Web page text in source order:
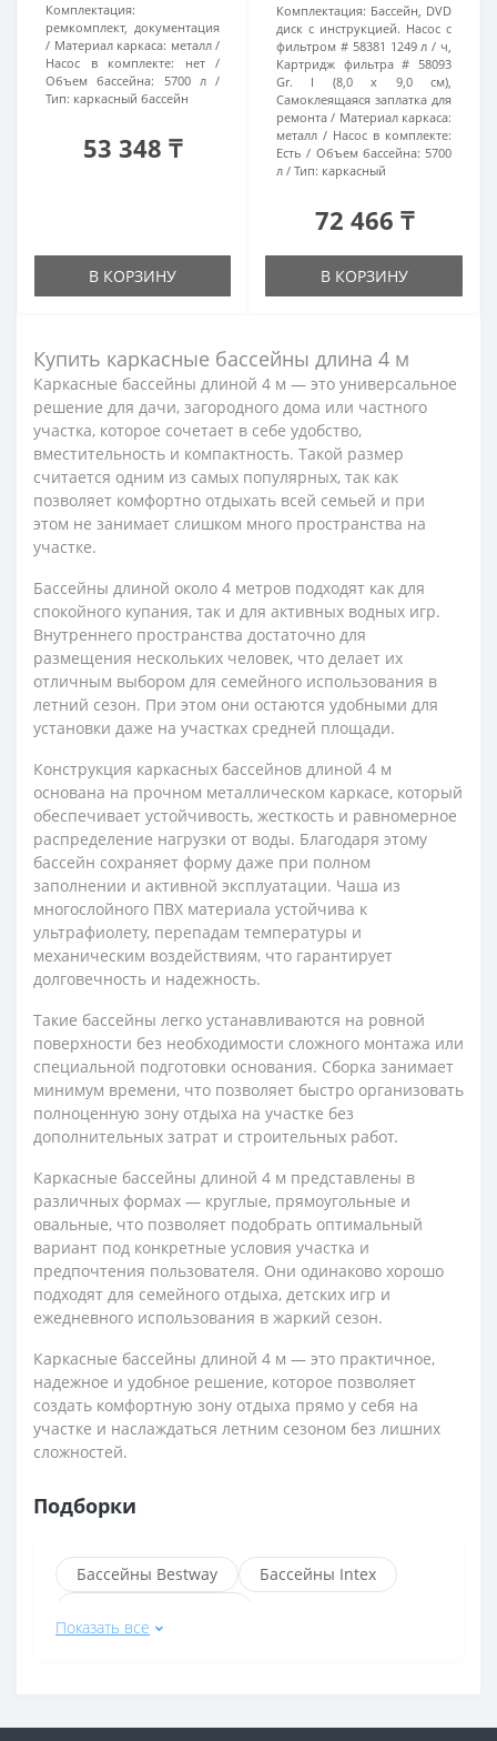
Комплектация:
ремкомплект, документация
Материал каркаса: металл
Насос в комплекте:
нет
Объем бассейна:
5700 л
Тип: каркасный бассейн
53 348 ₸
В КОРЗИНУ
Комплектация: Бассейн, DVD
диск с инструкцией. Насос с
фильтром # 58381 1249 л / ч,
Картридж фильтра # 58093
Gr. I (8,0 х 9,0 см),
Самоклеящаяся заплатка для
ремонта
Материал каркаса:
металл
Насос в комплекте:
Есть
Объем бассейна: 5700
л
Тип: каркасный
72 466 ₸
В КОРЗИНУ
Купить каркасные бассейны длина 4 м
Каркасные бассейны длиной 4 м — это универсальное
решение для дачи, загородного дома или частного
участка, которое сочетает в себе удобство,
вместительность и компактность. Такой размер
считается одним из самых популярных, так как
позволяет комфортно отдыхать всей семьей и при
этом не занимает слишком много пространства на
участке.
Бассейны длиной около 4 метров подходят как для
спокойного купания, так и для активных водных игр.
Внутреннего пространства достаточно для
размещения нескольких человек, что делает их
отличным выбором для семейного использования в
летний сезон. При этом они остаются удобными для
установки даже на участках средней площади.
Конструкция каркасных бассейнов длиной 4 м
основана на прочном металлическом каркасе, который
обеспечивает устойчивость, жесткость и равномерное
распределение нагрузки от воды. Благодаря этому
бассейн сохраняет форму даже при полном
заполнении и активной эксплуатации. Чаша из
многослойного ПВХ материала устойчива к
ультрафиолету, перепадам температуры и
механическим воздействиям, что гарантирует
долговечность и надежность.
Такие бассейны легко устанавливаются на ровной
поверхности без необходимости сложного монтажа или
специальной подготовки основания. Сборка занимает
минимум времени, что позволяет быстро организовать
полноценную зону отдыха на участке без
дополнительных затрат и строительных работ.
Каркасные бассейны длиной 4 м представлены в
различных формах — круглые, прямоугольные и
овальные, что позволяет подобрать оптимальный
вариант под конкретные условия участка и
предпочтения пользователя. Они одинаково хорошо
подходят для семейного отдыха, детских игр и
ежедневного использования в жаркий сезон.
Каркасные бассейны длиной 4 м — это практичное,
надежное и удобное решение, которое позволяет
создать комфортную зону отдыха прямо у себя на
участке и наслаждаться летним сезоном без лишних
сложностей.
Подборки
Бассейны Bestway
Бассейны Intex
Показать все